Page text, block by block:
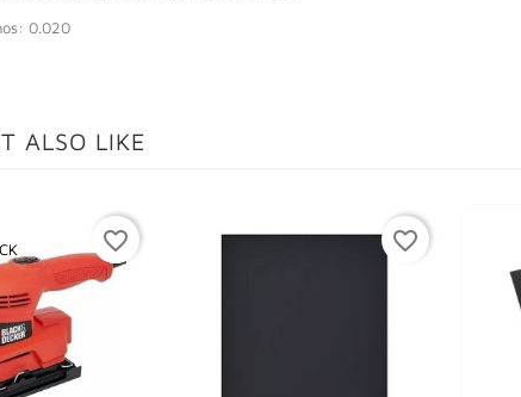
0.020
ALSO LIKE
favorite_border favorite_border